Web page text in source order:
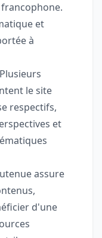
et
à
le site
respectifs,
et
assure
d'une